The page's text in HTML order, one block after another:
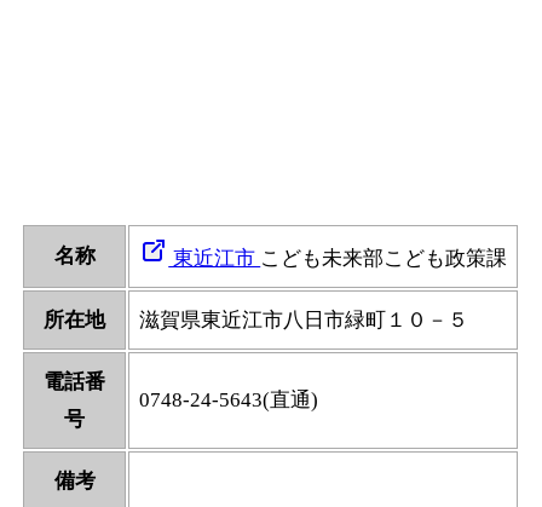
名称 東近江市 こども未来部こども政策課
所在地 滋賀県東近江市八日市緑町１０－５
電話番
号
0748-24-5643(直通)
備考